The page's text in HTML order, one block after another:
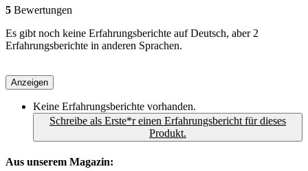
5 Bewertungen
Es gibt noch keine Erfahrungsberichte auf Deutsch, aber 2
Erfahrungsberichte in anderen Sprachen.
Anzeigen
Keine Erfahrungsberichte vorhanden.
Schreibe als Erste*r einen Erfahrungsbericht für dieses
Produkt.
Aus unserem Magazin: